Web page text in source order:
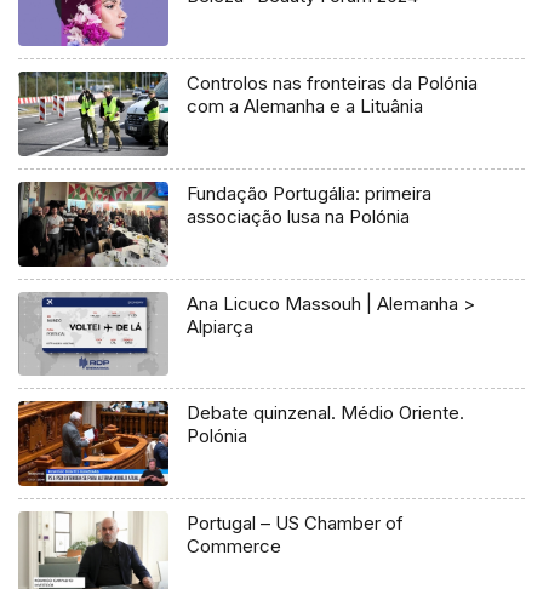
Controlos nas fronteiras da Polónia
com a Alemanha e a Lituânia
Fundação Portugália: primeira
associação lusa na Polónia
Ana Licuco Massouh | Alemanha >
Alpiarça
Debate quinzenal. Médio Oriente.
Polónia
Portugal – US Chamber of
Commerce